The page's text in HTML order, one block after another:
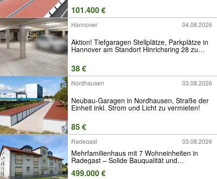
101.400 €
Hannover 04.08.2026
Aktion! Tiefgaragen Stellplätze, Parkplätze in
Hannover am Standort Hinrichsring 28 zu
38 €
Nordhausen 03.08.2026
Neubau-Garagen in Nordhausen, Straße der
Einheit inkl. Strom und Licht zu vermieten!
85 €
Radegast 03.08.2026
Mehrfamilienhaus mit 7 Wohneinheiten in
Radegast – Solide Bauqualität und
nachhaltige Investition!
499.000 €